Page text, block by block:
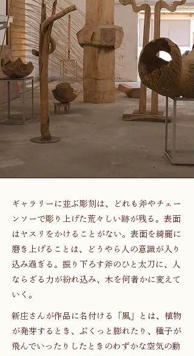
ギャラリーに並ぶ彫刻は、どれも斧やチェー
ンソーで彫り上げた荒々しい跡が残る。表面
はヤスリをかけることがない。表面を綺麗に
磨き上げることは、どうやら人の意識が入り
込み過ぎる。振り下ろす斧のひと太刀に、人
ならざる力が紛れ込み、木を何者かに変えて
いく。
新庄さんが作品に名付ける「風」とは、植物
が発芽するとき、ぷくっと膨れたり、種子が
飛んでいったりしたときのわずかな空気の動